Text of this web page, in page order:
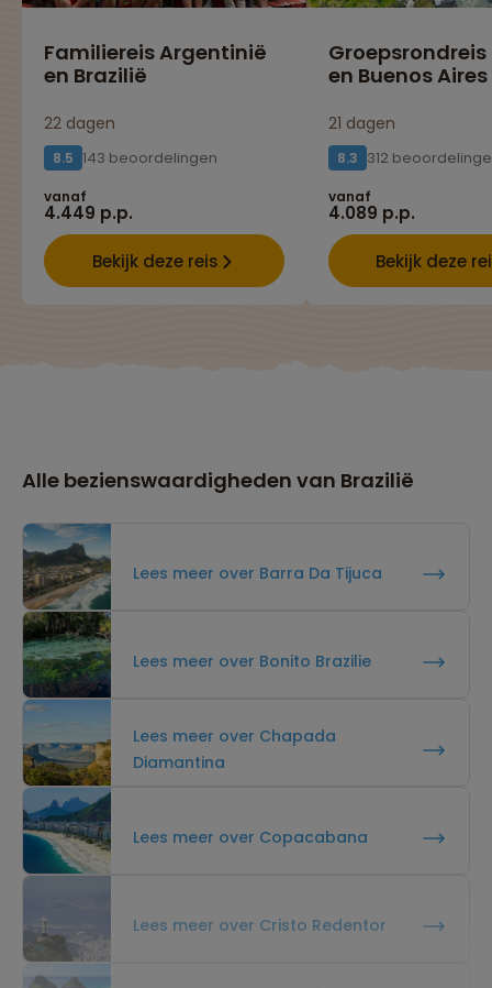
Familiereis Argentinië
en Brazilië
22 dagen
8.5 143 beoordelingen
vanaf
4.449 p.p.
Bekijk deze reis
Groepsrondreis
en Buenos Aires
21 dagen
8.3 312
vanaf
4.089 p.p.
Bekijk deze
Alle bezienswaardigheden van Brazilië
Lees meer over Barra Da Tijuca
Lees meer over Bonito Brazilie
Lees meer over Chapada
Diamantina
Lees meer over Copacabana
Lees meer over Cristo Redentor